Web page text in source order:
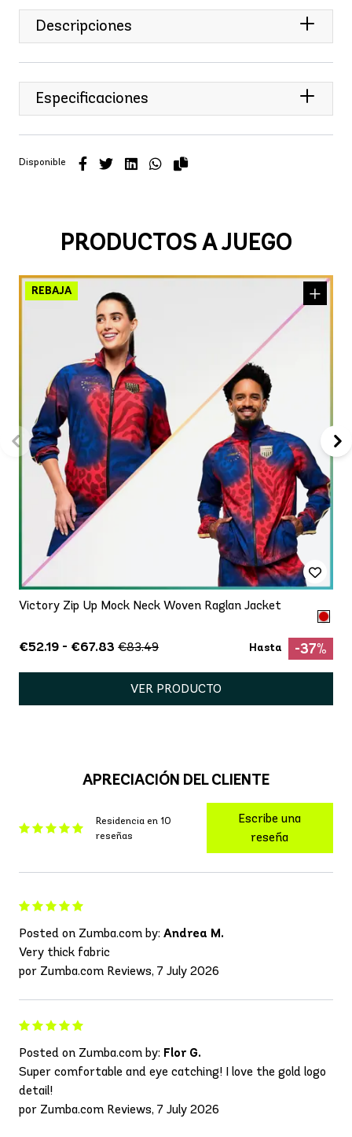
Descripciones
Especificaciones
Disponible
PRODUCTOS A JUEGO
Victory Zip Up Mock Neck Woven Raglan Jacket
€52.19 - €67.83 €83.49 Hasta -37%
VER PRODUCTO
APRECIACIÓN DEL CLIENTE
Residencia en 10
reseñas
Escribe una
reseña
Posted on Zumba.com by: Andrea M.
Very thick fabric
por Zumba.com Reviews, 7 July 2026
Posted on Zumba.com by: Flor G.
Super comfortable and eye catching! I love the gold logo
detail!
por Zumba.com Reviews, 7 July 2026